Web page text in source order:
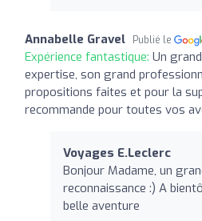
Annabelle Gravel Publié le
Expérience fantastique: Un
expertise, son grand
propositions faites et pour la
recommande pour toutes vos
Voyages E.Leclerc
Bonjour Madame, un
reconnaissance :) A
belle aventure